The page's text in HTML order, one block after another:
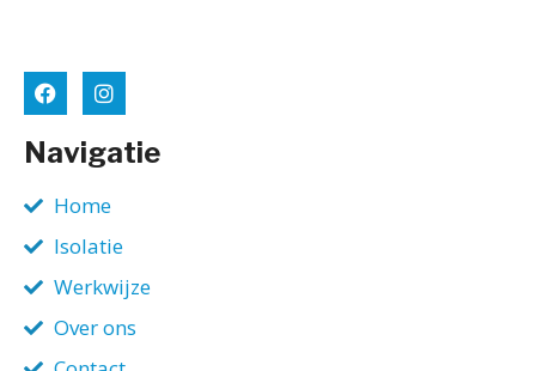
Navigatie
Home
Isolatie
Werkwijze
Over ons